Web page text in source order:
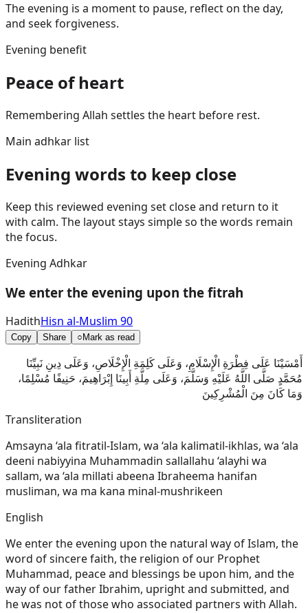
The evening is a moment to pause, reflect on the day,
and seek forgiveness.
Evening benefit
Peace of heart
Remembering Allah settles the heart before rest.
Main adhkar list
Evening words to keep close
Keep this reviewed evening set close and return to it
with calm. The layout stays simple so the words remain
the focus.
Evening Adhkar
We enter the evening upon the fitrah
HadithHisn al-Muslim 90
Copy Share ○ Mark as read
أَمْسَيْنَا عَلَى فِطْرَةِ الْإِسْلَامِ، وَعَلَى كَلِمَةِ الْإِخْلَاصِ، وَعَلَى دِينِ نَبِيِّنَا
مُحَمَّدٍ صَلَّى اللَّهُ عَلَيْهِ وَسَلَّمَ، وَعَلَى مِلَّةِ أَبِينَا إِبْرَاهِيمَ، حَنِيفًا مُسْلِمًا،
وَمَا كَانَ مِنَ الْمُشْرِكِينَ
Transliteration
Amsayna ‘ala fitratil-Islam, wa ‘ala kalimatil-ikhlas, wa ‘ala
deeni nabiyyina Muhammadin sallallahu ‘alayhi wa
sallam, wa ‘ala millati abeena Ibraheema hanifan
musliman, wa ma kana minal-mushrikeen
English
We enter the evening upon the natural way of Islam, the
word of sincere faith, the religion of our Prophet
Muhammad, peace and blessings be upon him, and the
way of our father Ibrahim, upright and submitted, and
he was not of those who associated partners with Allah.